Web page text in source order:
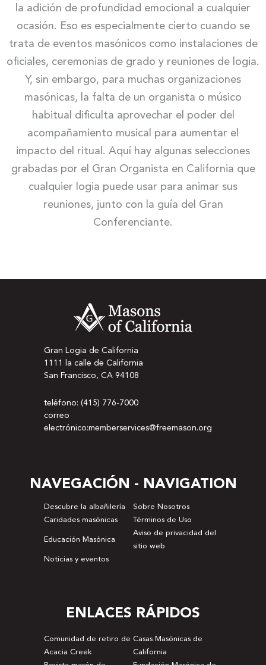
la adición de profundidad emocional a cualquier
ocasión. Eso es especialmente cierto cuando se
trata de eventos masónicos como instalaciones de
oficiales, ceremonias de grado y reuniones de logia.
Y, sin embargo, para muchas organizaciones
masónicas, la falta de un organista o músico
habitual dificulta aprovechar el poder del
acompañamiento musical para aumentar el
impacto del ritual. Aquí hay algunas selecciones
grabadas por el Gran Organista en California que
cualquier logia puede usar para animar sus
reuniones, junto con la guía del Gran
Conferenciante.
Gran Logia de California
1111 la calle de California
San Francisco, CA 94108
teléfono: (415) 776-7000
correo
electrónico:memberservices@freemason.org
NAVEGACIÓN - NAVIGATION
Descubre la albañilería
Sobre Nosotros
Caridades masónicas
Términos de Uso
Educación Masónica
Aviso de privacidad del
sitio web
Noticias y eventos
ENLACES RÁPIDOS
Comunidad de retiro de
Acacia Creek
Casas Masónicas de
California